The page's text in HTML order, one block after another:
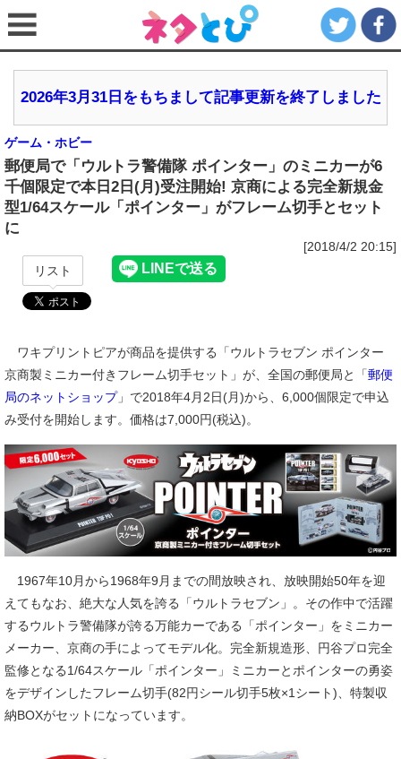
2026年3月31日をもちまして記事更新を終了しました
ゲーム・ホビー
郵便局で「ウルトラ警備隊 ポインター」のミニカーが6
千個限定で本日2日(月)受注開始! 京商による完全新規金
型1/64スケール「ポインター」がフレーム切手とセット
に
[2018/4/2 20:15]
リスト
ワキプリントピアが商品を提供する「ウルトラセブン ポインター
京商製ミニカー付きフレーム切手セット」が、全国の郵便局と「郵便
局のネットショップ」で2018年4月2日(月)から、6,000個限定で申込
み受付を開始します。価格は7,000円(税込)。
1967年10月から1968年9月までの間放映され、放映開始50年を迎
えてもなお、絶大な人気を誇る「ウルトラセブン」。その作中で活躍
するウルトラ警備隊が誇る万能カーである「ポインター」をミニカー
メーカー、京商の手によってモデル化。完全新規造形、円谷プロ完全
監修となる1/64スケール「ポインター」ミニカーとポインターの勇姿
をデザインしたフレーム切手(82円シール切手5枚×1シート)、特製収
納BOXがセットになっています。